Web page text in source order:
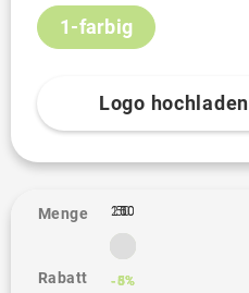
1-farbig
Logo hochladen
Menge
Rabatt
1
50
-3%
100
-5%
250
-6%